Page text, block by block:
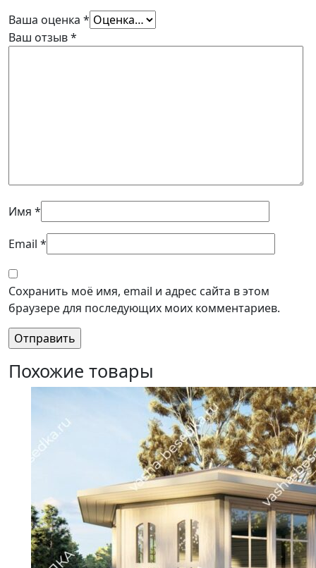
Ваша оценка *
Ваш отзыв*
Имя *
Email *
Сохранить моё имя, email и адрес сайта в этом
браузере для последующих моих комментариев.
Похожие товары